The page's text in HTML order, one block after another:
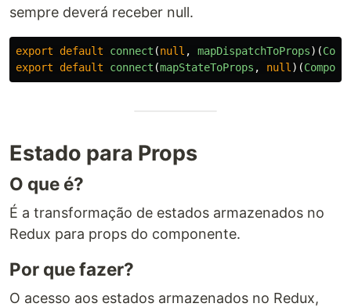
sempre deverá receber null.
export default connect (null , mapDispatchToProps)(
export
default connect (mapStateToProps , null )(
Estado para Props
O que é?
É a transformação de estados armazenados no
Redux para props do componente.
Por que fazer?
O acesso aos estados armazenados no Redux,